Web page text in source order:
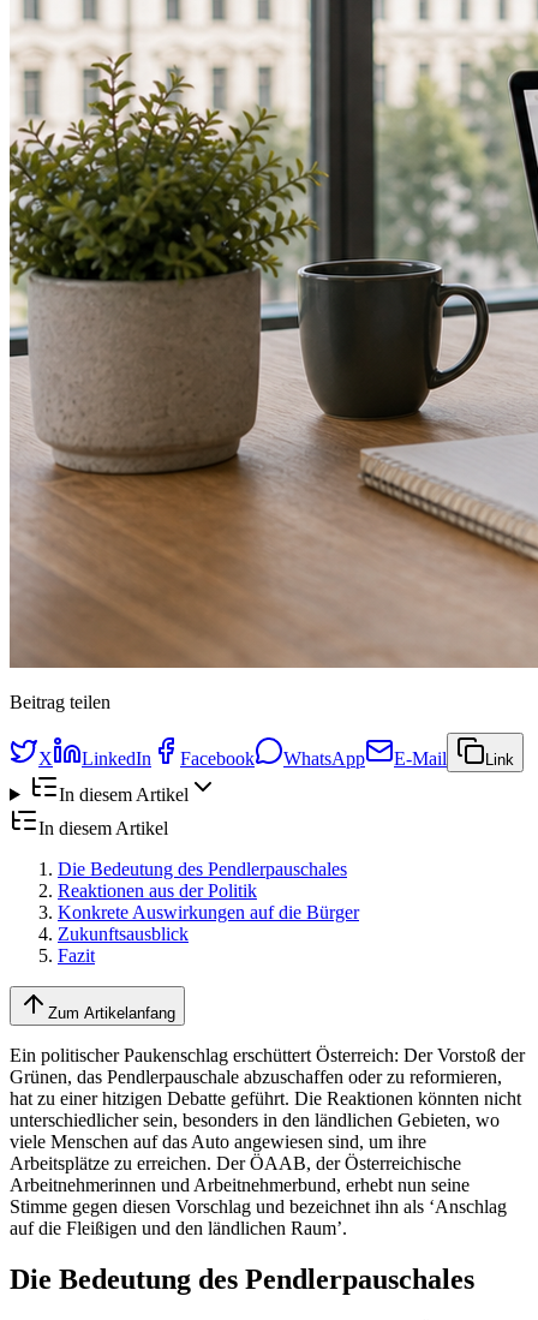
Beitrag teilen
X LinkedIn Facebook WhatsApp E-Mail Link
In diesem Artikel
In diesem Artikel
Die Bedeutung des Pendlerpauschales
Reaktionen aus der Politik
Konkrete Auswirkungen auf die Bürger
Zukunftsausblick
Fazit
Zum Artikelanfang
Ein politischer Paukenschlag erschüttert Österreich: Der Vorstoß der
Grünen, das Pendlerpauschale abzuschaffen oder zu reformieren,
hat zu einer hitzigen Debatte geführt. Die Reaktionen könnten nicht
unterschiedlicher sein, besonders in den ländlichen Gebieten, wo
viele Menschen auf das Auto angewiesen sind, um ihre
Arbeitsplätze zu erreichen. Der ÖAAB, der Österreichische
Arbeitnehmerinnen und Arbeitnehmerbund, erhebt nun seine
Stimme gegen diesen Vorschlag und bezeichnet ihn als ‘Anschlag
auf die Fleißigen und den ländlichen Raum’.
Die Bedeutung des Pendlerpauschales